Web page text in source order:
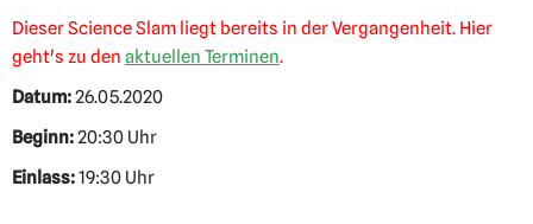
Dieser Science Slam liegt bereits in der Vergangenheit. Hier
geht's zu den aktuellen Terminen.
Datum:26.05.2020
Beginn:20:30 Uhr
Einlass:19:30 Uhr